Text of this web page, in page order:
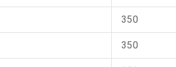
350
350